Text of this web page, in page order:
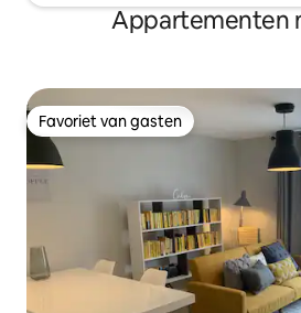
Appartementen
Favoriet van gasten
Favoriet van gasten